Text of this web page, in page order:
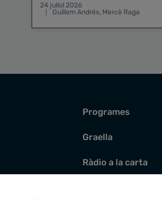
24 juliol 2026
Guillem Andrés, Mercè Raga
Programes
Graella
Ràdio a la carta